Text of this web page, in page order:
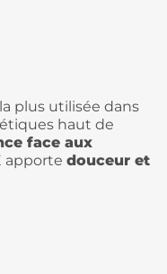
plus utilisée dans
haut de
face aux
apporte douceur et